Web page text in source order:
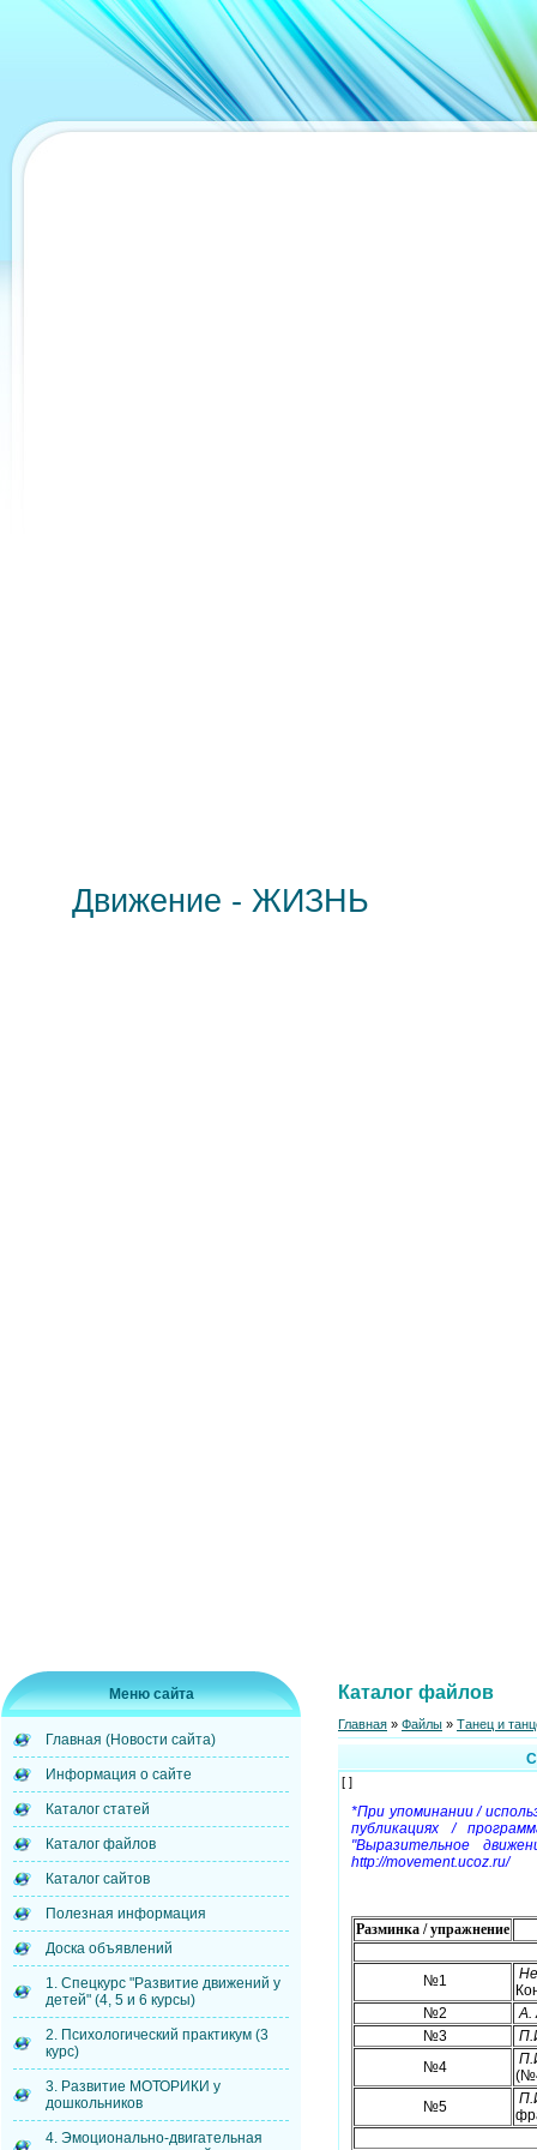
Движение - ЖИЗНЬ
Меню сайта
Главная (Новости сайта)
Информация о сайте
Каталог статей
Каталог файлов
Каталог сайтов
Полезная информация
Доска объявлений
1. Спецкурс "Развитие движений у
детей" (4, 5 и 6 курсы)
2. Психологический практикум (3
курс)
3. Развитие МОТОРИКИ у
дошкольников
4. Эмоционально-двигательная
Каталог файлов
Главная » Файлы » Танец и
[ ]
*При упоминании /
публикациях /
"Выразительное
http://movement.ucoz.ru/
Разминка / упражнение
№1
№2
А.
№3
№4
№5